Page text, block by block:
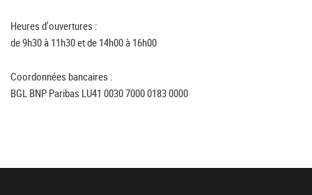
Heures d'ouvertures :
de 9h30 à 11h30 et de 14h00 à 16h00
Coordonnées bancaires :
BGL BNP Paribas LU41 0030 7000 0183 0000